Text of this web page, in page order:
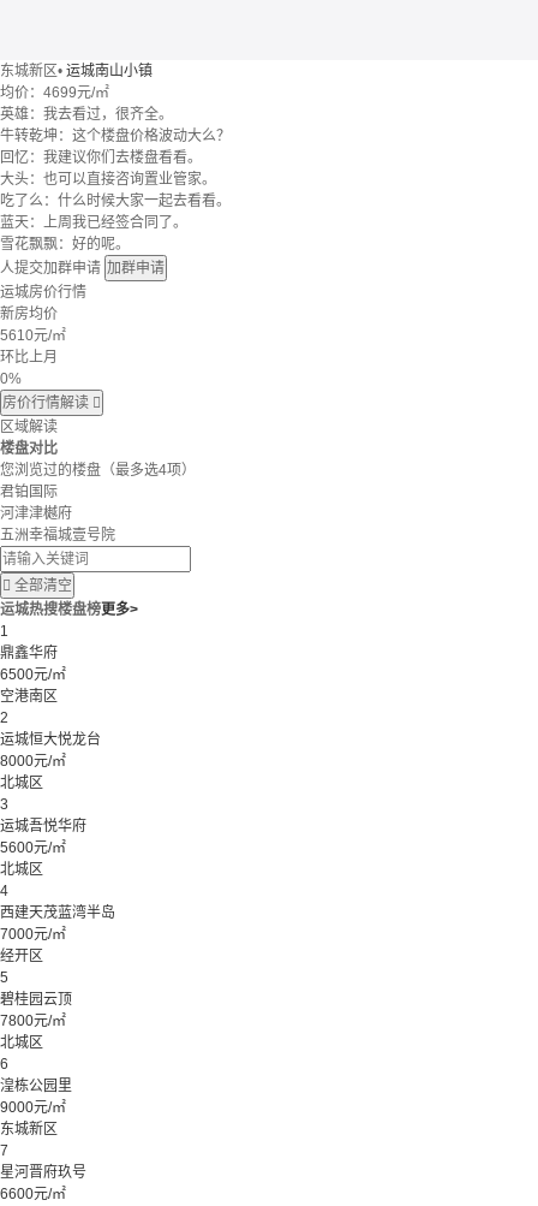
东城新区• 运城南山小镇
均价： 4699元/㎡
英雄：我去看过，很齐全。
牛转乾坤：这个楼盘价格波动大么？
回忆：我建议你们去楼盘看看。
大头：也可以直接咨询置业管家。
吃了么：什么时候大家一起去看看。
蓝天：上周我已经签合同了。
雪花飘飘：好的呢。
人提交加群申请 加群申请
运城房价行情
新房均价
5610元/㎡
环比上月
0%
房价行情解读 
区域解读
楼盘对比
您浏览过的楼盘 （最多选4项）
君铂国际
河津津樾府
五洲幸福城壹号院
 全部清空
运城热搜楼盘榜更多>
1
鼎鑫华府
6500元/㎡
空港南区
2
运城恒大悦龙台
8000元/㎡
北城区
3
运城吾悦华府
5600元/㎡
北城区
4
西建天茂蓝湾半岛
7000元/㎡
经开区
5
碧桂园云顶
7800元/㎡
北城区
6
湟栋公园里
9000元/㎡
东城新区
7
星河晋府玖号
6600元/㎡